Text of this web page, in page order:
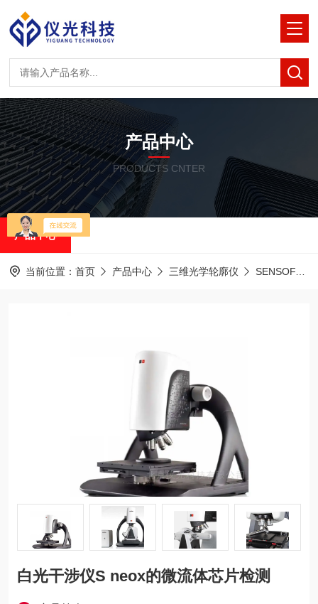
产品中心
PRODUCTS CNTER
产品中心
当前位置： 首页 产品中心 三维光学轮廓仪 SENSOFAR共聚焦白光干涉仪
白光干涉仪S neox的微流体芯片检测